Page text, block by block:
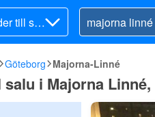
till sal
Göteborg Majorna-Linné
i Majorna